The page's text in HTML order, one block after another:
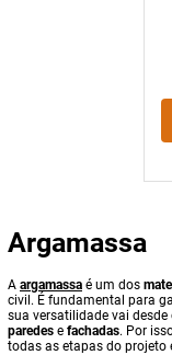
Argamassa
A argamassa é um dos
civil. É fundamental para
sua versatilidade vai desde
paredes e fachadas. Por
todas as etapas do projeto